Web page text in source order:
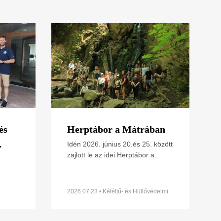
Herptábor a Mátrában
Idén 2026. június 20.és 25. között
zajlott le az idei Herptábor a
minden kétéltű- és
2026.07.23 • Kétéltű- és Hüllővédelmi